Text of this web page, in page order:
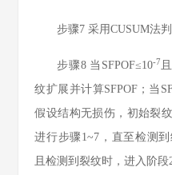
步骤7 采用CUSUM法
步骤8当SFPOF≤10-7
纹扩展并计算SFPOF；当
假设结构无损伤，初始裂
进行步骤1~7，直至检测
且检测到裂纹时，进入阶段2